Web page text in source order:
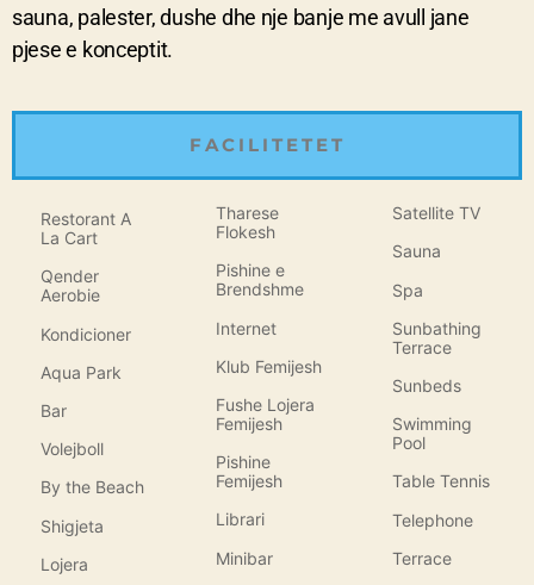
sauna, palester, dushe dhe nje banje me avull jane
pjese e konceptit.
FACILITETET
Restorant A
La Cart
Qender
Aerobie
Kondicioner
Aqua Park
Bar
Volejboll
By the Beach
Shigjeta
Lojera
Tharese
Flokesh
Pishine e
Brendshme
Internet
Klub Femijesh
Fushe Lojera
Femijesh
Pishine
Femijesh
Librari
Minibar
Satellite TV
Sauna
Spa
Sunbathing
Terrace
Sunbeds
Swimming
Pool
Table Tennis
Telephone
Terrace